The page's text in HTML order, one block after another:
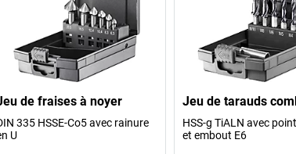
de fraises à noyer
335 HSSE-Co5 avec rainure
U
Jeu de tarauds
HSS-g TiALN avec
et embout E6